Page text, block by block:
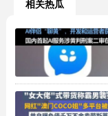
相关热瓜